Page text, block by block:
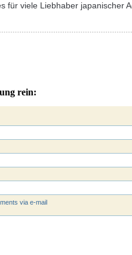
für viele Liebhaber japanischer
rein:
via e-mail